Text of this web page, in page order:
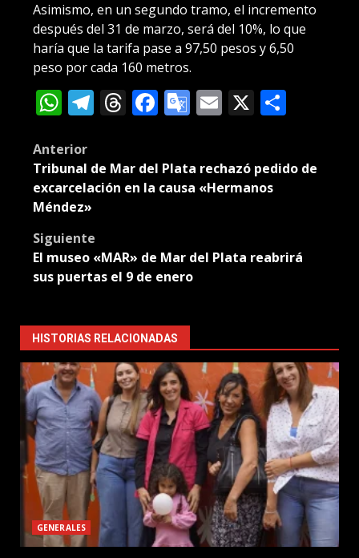
Asimismo, en un segundo tramo, el incremento
después del 31 de marzo, será del 10%, lo que
haría que la tarifa pase a 97,50 pesos y 6,50
peso por cada 160 metros.
WhatsApp
Telegram
Threads
Facebook
Google
Email
X
Post
navigation
Anterior
Tribunal de Mar del Plata rechazó pedido de
excarcelación en la causa «Hermanos
Méndez»
Siguiente
El museo «MAR» de Mar del Plata reabrirá
sus puertas el 9 de enero
HISTORIAS RELACIONADAS
GENERALES